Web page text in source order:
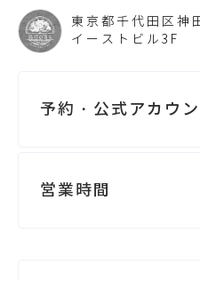
東京都千代田区神
イーストビル3F
予約・公式アカウ
電話する
営業時間